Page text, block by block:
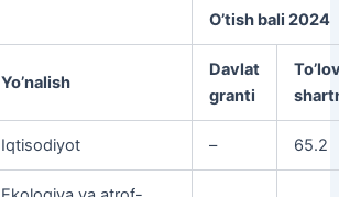
O’tish bali 2024
Yo’nalish
Davlat
granti
Iqtisodiyot – 65.2